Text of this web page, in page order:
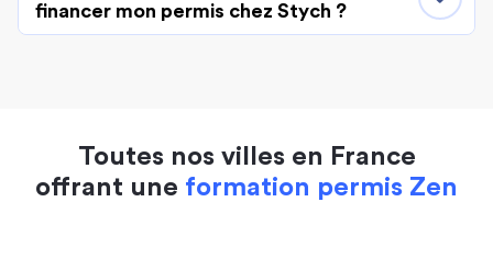
financer mon permis chez Stych ?
Toutes nos villes en France
offrant une formation permis Zen